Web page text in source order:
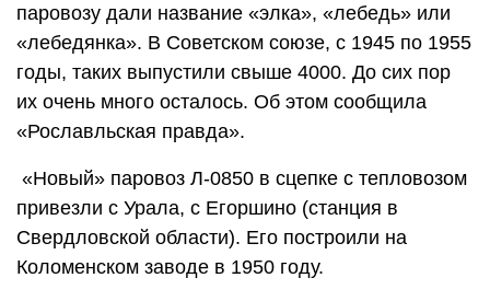
паровозу дали название «элка», «лебедь» или
«лебедянка». В Советском союзе, с 1945 по 1955
годы, таких выпустили свыше 4000. До сих пор
их очень много осталось. Об этом сообщила
«Рославльская правда».
«Новый» паровоз Л-0850 в сцепке с тепловозом
привезли с Урала, с Егоршино (станция в
Свердловской области). Его построили на
Коломенском заводе в 1950 году.